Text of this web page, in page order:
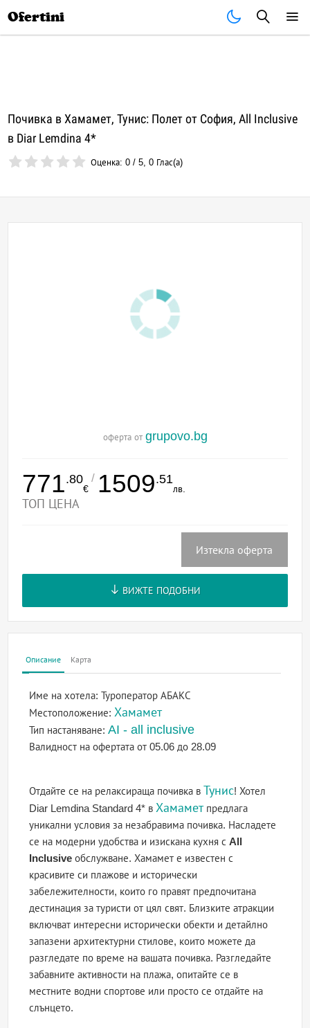
Ofertini
Почивка в Хамамет, Тунис: Полет от София, All Inclusive
в Diar Lemdina 4*
Оценка:0 /5,0 Глас(а)
оферта от grupovo.bg
771.80
€
/ 1509.51
лв.
ТОП ЦЕНА
Изтекла оферта
ВИЖТЕ ПОДОБНИ
Описание Карта
Име на хотела:Туроператор АБАКС
Местоположение: Хамамет
Тип настаняване:AI - all inclusive
Валидност на офертатаот 05.06 до 28.09
Отдайте се на релаксираща почивка в Тунис! Хотел
Diar Lemdina Standard 4* в Хамаметпредлага
уникални условия за незабравима почивка. Насладете
се на модерни удобства и изискана кухня сAll
Inclusive обслужване. Хамамет е известен с
красивите си плажове и исторически
забележителности, които го правят предпочитана
дестинация за туристи от цял свят. Близките атракции
включват интересни исторически обекти и детайлно
запазени архитектурни стилове, които можете да
разгледате по време на вашата почивка. Разгледайте
забавните активности на плажа, опитайте се в
местните водни спортове или просто се отдайте на
слънцето.